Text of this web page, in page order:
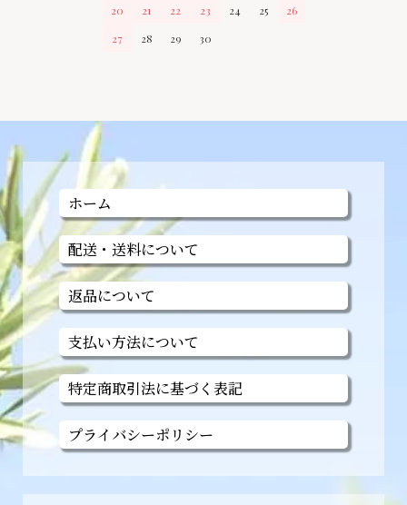
20
21 22 23 24 25
26
27
28 29 30
ホーム
配送・送料について
返品について
支払い方法について
特定商取引法に基づく表記
プライバシーポリシー